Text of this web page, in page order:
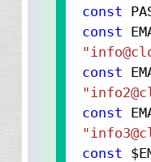
const
const
const
const
const